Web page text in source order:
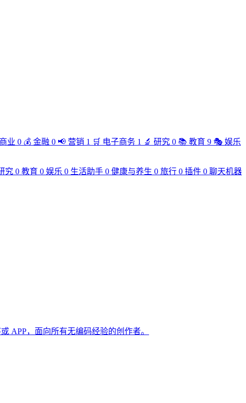
商业 0 💰 金融 0 📢 营销 1 🛒 电子商务 1 🔬 研究 0 📚 教育 9 🎭 娱乐
究 0 教育 0 娱乐 0 生活助手 0 健康与养生 0 旅行 0 插件 0 聊天机器
APP，面向所有无编码经验的创作者。